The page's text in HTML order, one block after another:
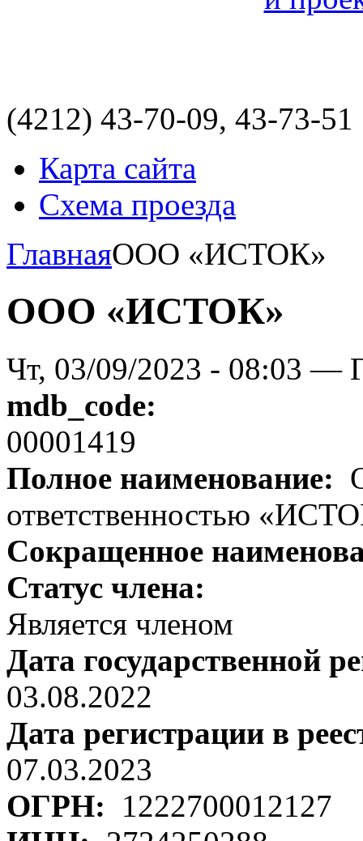
(4212) 43-70-09, 43-73-51
Карта сайта
Схема проезда
ГлавнаяООО «ИСТОК»
ООО «ИСТОК»
Чт, 03/09/2023 - 08:03 —
mdb_code:
00001419
Полное наименование:
ответственностью
Сокращенное
Статус члена:
Является членом
Дата государственной
03.08.2022
Дата регистрации в
07.03.2023
ОГРН:
1222700012127